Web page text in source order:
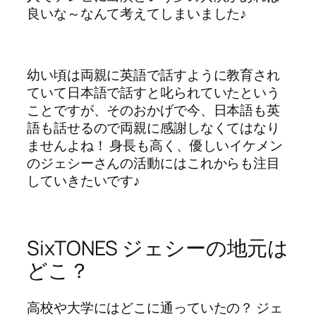
良いな～なんて考えてしまいました♪
幼い頃は両親に英語で話すように教育され
ていて日本語で話すと叱られていたという
ことですが、そのおかげで今、日本語も英
語も話せるので両親に感謝しなくてはなり
ませんよね！ 身長も高く、優しいイケメン
のジェシーさんの活動にはこれからも注目
していきたいです♪
SixTONES ジェシーの地元は
どこ？
高校や大学にはどこに通っていたの？ ジェ